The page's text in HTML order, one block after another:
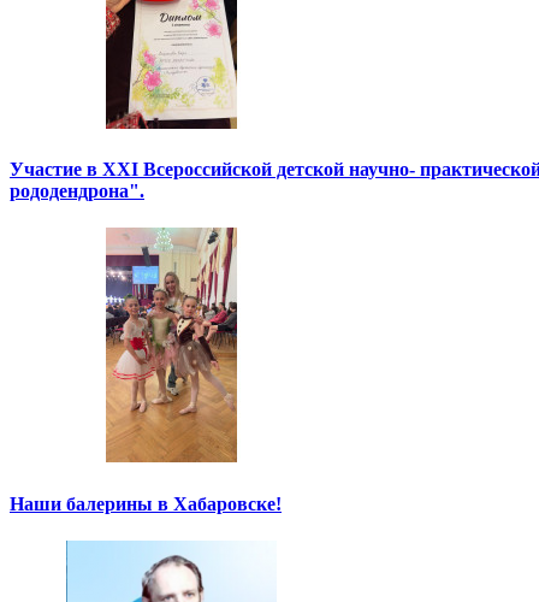
Участие в XXI Всероссийской детской научно-
рододендрона".
Наши балерины в Хабаровске!